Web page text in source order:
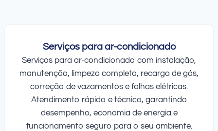
Serviços para ar-condicionado
Serviços para ar-condicionado com instalação,
manutenção, limpeza completa, recarga de gás,
correção de vazamentos e falhas elétricas.
Atendimento rápido e técnico, garantindo
desempenho, economia de energia e
funcionamento seguro para o seu ambiente.